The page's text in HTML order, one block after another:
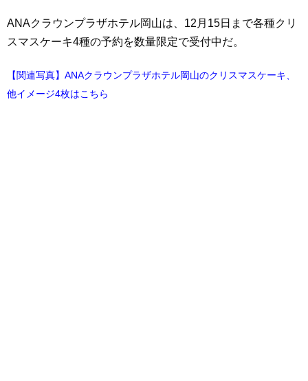
ANAクラウンプラザホテル岡山は、12月15日まで各種クリ
スマスケーキ4種の予約を数量限定で受付中だ。
【関連写真】ANAクラウンプラザホテル岡山のクリスマスケーキ、
他イメージ4枚はこちら